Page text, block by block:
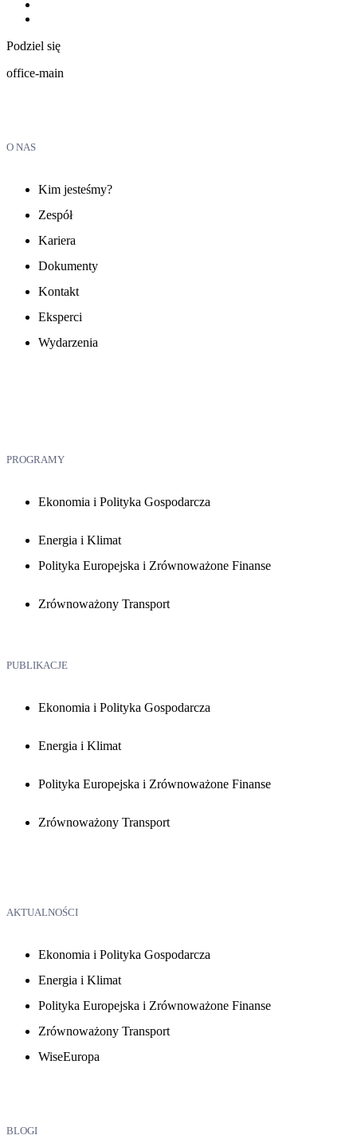
Podziel się
office-main
O NAS
Kim jesteśmy?
Zespół
Kariera
Dokumenty
Kontakt
Eksperci
Wydarzenia
PROGRAMY
Ekonomia i Polityka Gospodarcza
Energia i Klimat
Polityka Europejska i Zrównoważone Finanse
Zrównoważony Transport
PUBLIKACJE
Ekonomia i Polityka Gospodarcza
Energia i Klimat
Polityka Europejska i Zrównoważone Finanse
Zrównoważony Transport
AKTUALNOŚCI
Ekonomia i Polityka Gospodarcza
Energia i Klimat
Polityka Europejska i Zrównoważone Finanse
Zrównoważony Transport
WiseEuropa
BLOGI